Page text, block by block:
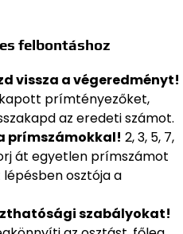
felbontáshoz
vissza a végeredményt!
kapott prímtényezőket,
az eredeti számot.
prímszámokkal! 2, 3, 5, 7,
át egyetlen prímszámot
osztója a
szabályokat!